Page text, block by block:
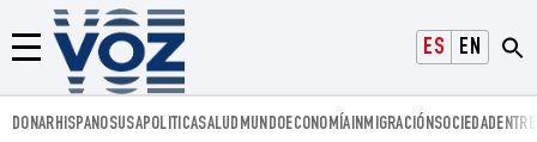
ESPAÑOLENGLISH
Menú
Voz.us
DONARHISPANOSUSAPOLITICASALUD MUNDOECONOMÍAINMIGRACIÓNSOCIEDAD